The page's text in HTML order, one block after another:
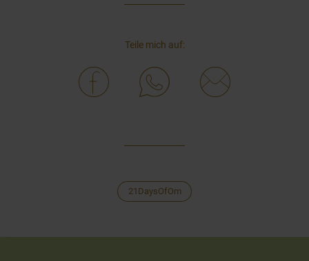
Teile mich auf:
21DaysOfOm